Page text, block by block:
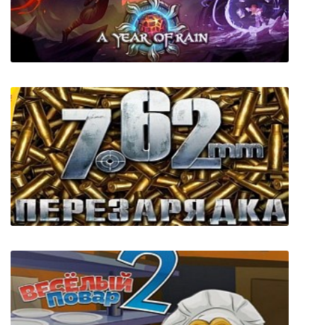
The Saboteur
A Year Of Rain